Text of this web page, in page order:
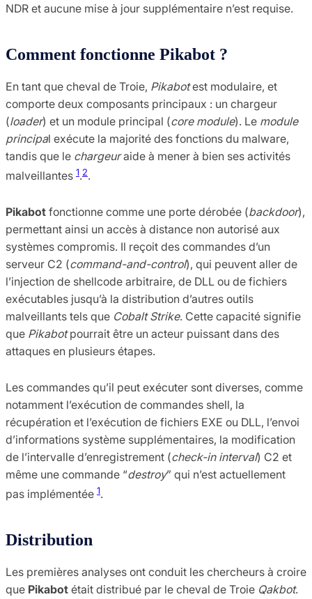
NDR et aucune mise à jour supplémentaire n’est requise.
Comment fonctionne Pikabot ?
En tant que cheval de Troie, Pikabotest modulaire, et
comporte deux composants principaux : un chargeur
(loader) et un module principal (core module). Le module
principal exécute la majorité des fonctions du malware,
tandis que le chargeuraide à mener à bien ses activités
malveillantes 1​.2​.
Pikabot fonctionne comme une porte dérobée (backdoor),
permettant ainsi un accès à distance non autorisé aux
systèmes compromis. Il reçoit des commandes d’un
serveur C2 (command-and-control), qui peuvent aller de
l’injection de shellcode arbitraire, de DLL ou de fichiers
exécutables jusqu’à la distribution d’autres outils
malveillants tels que Cobalt Strike. Cette capacité signifie
que Pikabotpourrait être un acteur puissant dans des
attaques en plusieurs étapes.
Les commandes qu’il peut exécuter sont diverses, comme
notamment l’exécution de commandes shell, la
récupération et l’exécution de fichiers EXE ou DLL, l’envoi
d’informations système supplémentaires, la modification
de l’intervalle d’enregistrement (check-in interval) C2 et
même une commande “destroy” qui n’est actuellement
pas implémentée 1​.
Distribution
Les premières analyses ont conduit les chercheurs à croire
que Pikabot était distribué par le cheval de Troie Qakbot.